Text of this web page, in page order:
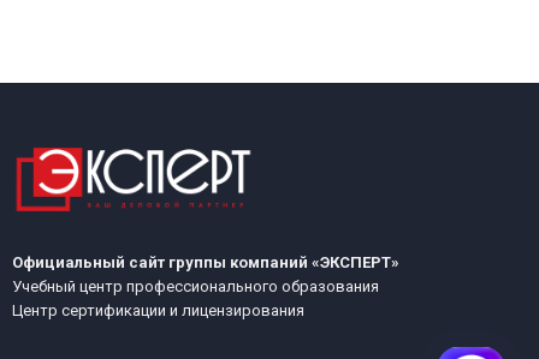
Официальный сайт группы компаний «ЭКСПЕРТ»
Учебный центр профессионального образования
Центр сертификации и лицензирования